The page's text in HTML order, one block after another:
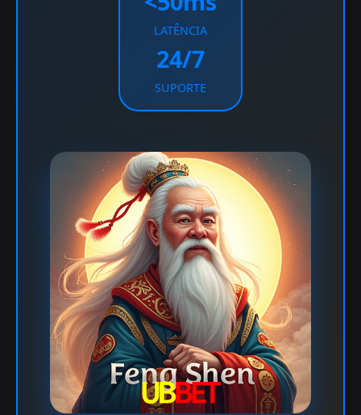
LATÊNCIA
24/7
SUPORTE